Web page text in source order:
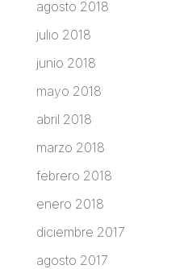
agosto 2018
julio 2018
junio 2018
mayo 2018
abril 2018
marzo 2018
febrero 2018
enero 2018
diciembre 2017
agosto 2017